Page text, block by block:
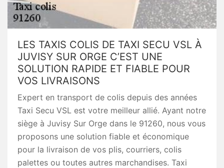
LES TAXIS COLIS DE TAXI SECU VSL À
JUVISY SUR ORGE C’EST UNE
SOLUTION RAPIDE ET FIABLE POUR
VOS LIVRAISONS
Expert en transport de colis depuis des années
Taxi Secu VSL est votre meilleur allié. Ayant notre
siège à Juvisy Sur Orge dans le 91260, nous vous
proposons une solution fiable et économique
pour la livraison de vos plis, courriers, colis
palettes ou toutes autres marchandises. Taxi